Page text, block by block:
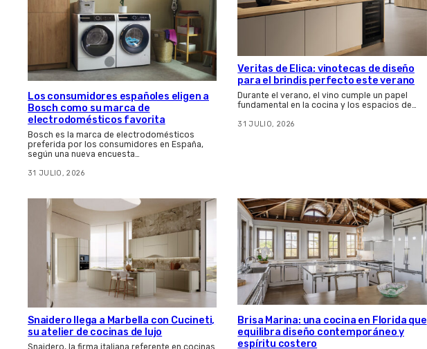
Los consumidores españoles eligen a
Bosch como su marca de
electrodomésticos favorita
Bosch es la marca de electrodomésticos
preferida por los consumidores en España,
según una nueva encuesta…
31 JULIO, 2026
Veritas de Elica: vinotecas de diseño
para el brindis perfecto este verano
Durante el verano, el vino cumple un papel
fundamental en la cocina y los espacios de…
31 JULIO, 2026
Snaidero llega a Marbella con Cucineti,
su atelier de cocinas de lujo
Snaidero, la firma italiana referente en cocinas
Brisa Marina: una cocina en Florida que
equilibra diseño contemporáneo y
espíritu costero